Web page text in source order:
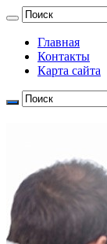
Главная
Контакты
Карта сайта